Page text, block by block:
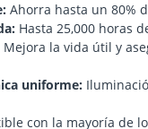
Ahorra hasta un 80%
Hasta 25,000 horas
Mejora la vida útil y
uniforme:
con la mayoría de